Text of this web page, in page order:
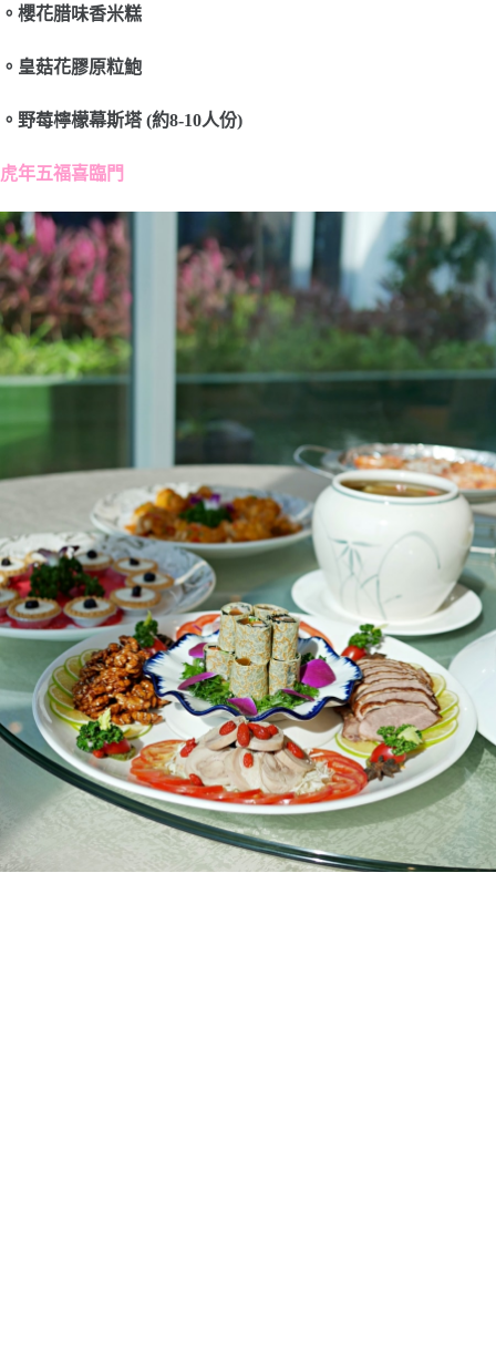
。櫻花腊味香米糕
。皇菇花膠原粒鮑
。野莓檸檬幕斯塔 (約8-10人份)
虎年五福喜臨門